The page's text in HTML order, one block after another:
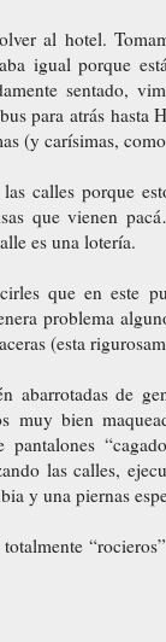
al hotel.
igual porque
sentado,
para atrás hasta
(y carísimas,
calles porque
que vienen
es una lotería.
que en este
problema
(esta
abarrotadas de
muy bien
las calles,
y una piernas